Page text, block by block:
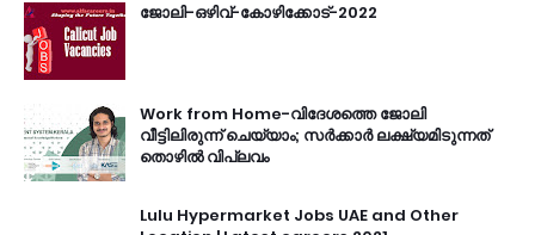
ജോലി-ഒഴിവ്-കോഴിക്കോട്-2022
Work from Home-വിദേശത്തെ ജോലി
വീട്ടിലിരുന്ന് ചെയ്യാം; സർക്കാർ ലക്ഷ്യമിടുന്നത്
തൊഴിൽ വിപ്ലവം
Lulu Hypermarket Jobs UAE and Other